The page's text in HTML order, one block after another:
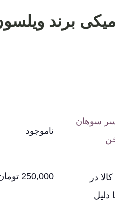
برند
سوهان
در
دلیل
ناموجود
250,000